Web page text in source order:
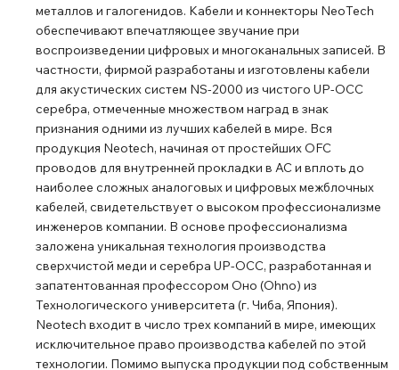
металлов и галогенидов. Кабели и коннекторы NeoTech
обеспечивают впечатляющее звучание при
воспроизведении цифровых и многоканальных записей. В
частности, фирмой разработаны и изготовлены кабели
для акустических систем NS-2000 из чистого UP-OCC
серебра, отмеченные множеством наград в знак
признания одними из лучших кабелей в мире. Вся
продукция Neotech, начиная от простейших OFC
проводов для внутренней прокладки в АС и вплоть до
наиболее сложных аналоговых и цифровых межблочных
кабелей, свидетельствует о высоком профессионализме
инженеров компании. В основе профессионализма
заложена уникальная технология производства
сверхчистой меди и серебра UP-OCC, разработанная и
запатентованная профессором Оно (Ohno) из
Технологического университета (г. Чиба, Япония).
Neotech входит в число трех компаний в мире, имеющих
исключительное право производства кабелей по этой
технологии. Помимо выпуска продукции под собственным